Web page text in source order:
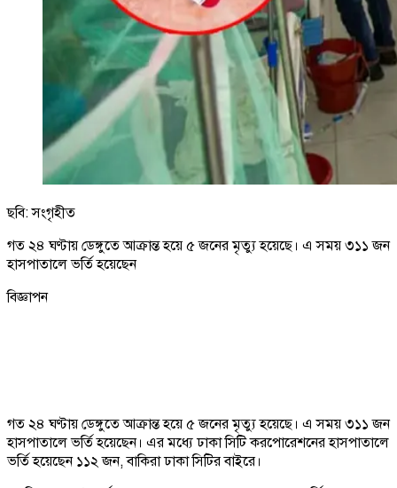
ছবি: সংগৃহীত
গত ২৪ ঘণ্টায় ডেঙ্গুতে আক্রান্ত হয়ে ৫ জনের মৃত্যু হয়েছে। এ সময় ৩১১ জন
হাসপাতালে ভর্তি হয়েছেন
বিজ্ঞাপন
গত ২৪ ঘণ্টায় ডেঙ্গুতে আক্রান্ত হয়ে ৫ জনের মৃত্যু হয়েছে। এ সময় ৩১১ জন
হাসপাতালে ভর্তি হয়েছেন। এর মধ্যে ঢাকা সিটি করপোরেশনের হাসপাতালে
ভর্তি হয়েছেন ১১২ জন, বাকিরা ঢাকা সিটির বাইরে।